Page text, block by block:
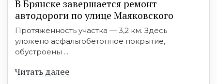
В Брянске завершается ремонт
автодороги по улице Маяковского
Протяженность участка — 3,2 км. Здесь
уложено асфальтобетонное покрытие,
обустроены ...
Читать далее